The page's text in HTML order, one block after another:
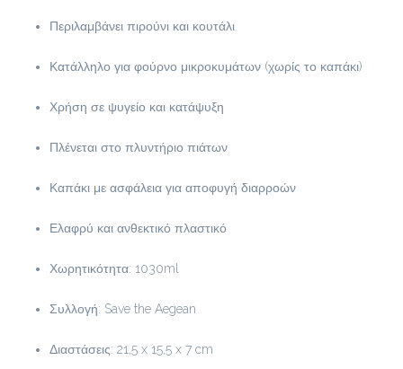
Περιλαμβάνει πιρούνι και κουτάλι
Κατάλληλο για φούρνο μικροκυμάτων (χωρίς το καπάκι)
Χρήση σε ψυγείο και κατάψυξη
Πλένεται στο πλυντήριο πιάτων
Καπάκι με ασφάλεια για αποφυγή διαρροών
Ελαφρύ και ανθεκτικό πλαστικό
Χωρητικότητα: 1030ml
Συλλογή: Save the Aegean
Διαστάσεις: 21,5 x 15,5 x 7 cm